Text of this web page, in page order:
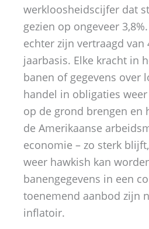
werkloosheidscijfer dat
gezien op ongeveer
echter zijn vertraagd van
jaarbasis. Elke kracht in
banen of gegevens over
handel in obligaties
op de grond brengen en
de Amerikaanse
economie – zo sterk
weer hawkish kan
banengegevens in een
toenemend aanbod zijn
inflatoir.